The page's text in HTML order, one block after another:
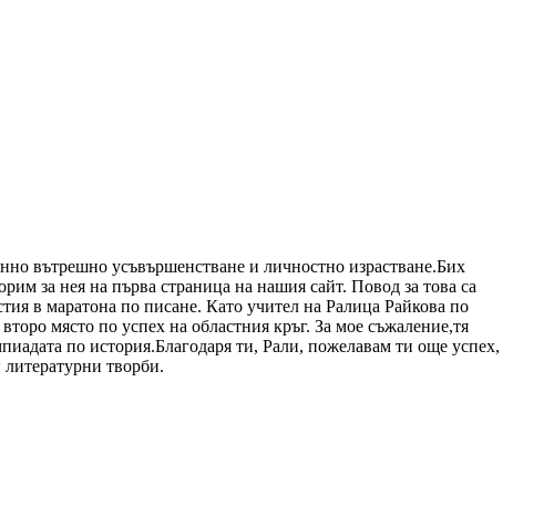
вътрешно усъвършенстване и личностно израстване.Бих
за нея на първа страница на нашия сайт. Повод за това са
в маратона по писане. Като учител на Ралица Райкова по
място по успех на областния кръг. За мое съжаление,тя
по история.Благодаря ти, Рали, пожелавам ти още успех,
творби.